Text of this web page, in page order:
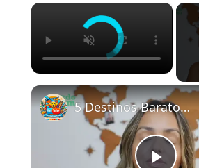
×
5 Destinos Baratos no Brasil Para Conhecer e Amar! 🇧🇷✨